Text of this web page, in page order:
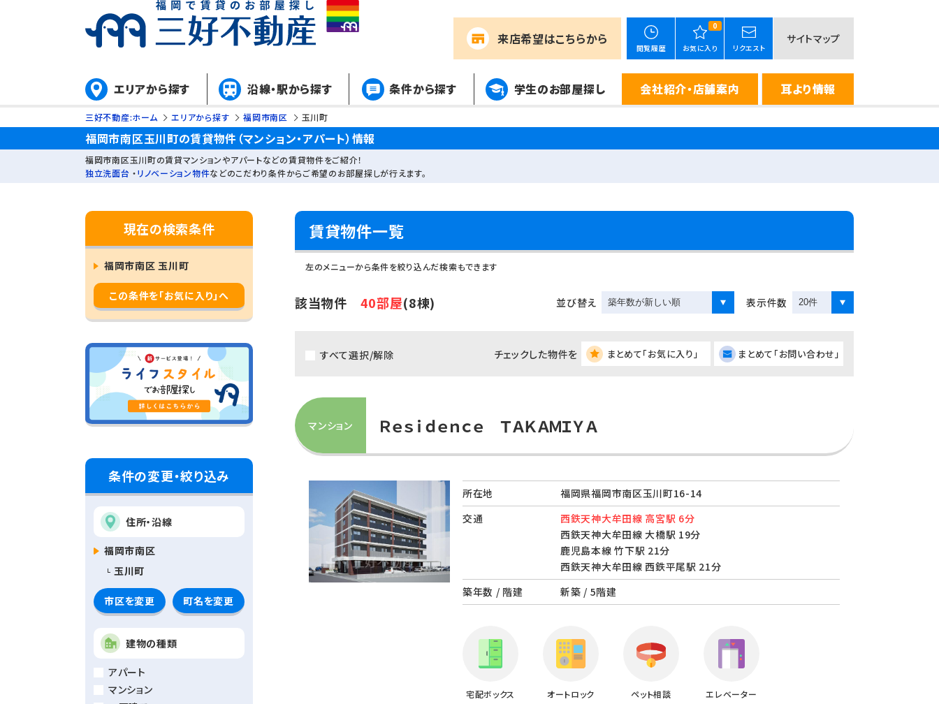
来店希望はこちらから
閲覧履歴
0
お気に入り リクエスト
サイトマップ
エリアから探す 沿線・駅から探す 条件から探す 学生のお部屋探し 会社紹介・店舗案内 耳より情報
三好不動産:ホーム エリアから探す 福岡市南区 玉川町
福岡市南区玉川町の賃貸物件（マンション・アパート）情報
福岡市南区玉川町の賃貸マンションやアパートなどの賃貸物件をご紹介！
独立洗面台 ・リノベーション物件などのこだわり条件からご希望のお部屋探しが行えます。
現在の検索条件
福岡市南区 玉川町
この条件を「お気に入り」へ
条件の変更・絞り込み
住所・沿線
福岡市南区
玉川町
市区を変更 町名を変更
建物の種類
アパート
マンション
賃貸物件一覧
左のメニューから条件を絞り込んだ検索もできます
該当物件 40部屋(8棟) 並び替え 表示件数
すべて選択/解除 チェックした物件を まとめて「お気に入り」 まとめて「お問い合わせ」
マンション Ｒｅｓｉｄｅｎｃｅ ＴＡＫＡＭＩＹＡ
所在地
福岡県福岡市南区玉川町16-14
交通
西鉄天神大牟田線 高宮駅 6分
西鉄天神大牟田線 大橋駅 19分
鹿児島本線 竹下駅 21分
西鉄天神大牟田線 西鉄平尾駅 21分
築年数 / 階建
新築 / 5階建
宅配ボックス オートロック ペット相談 エレベーター